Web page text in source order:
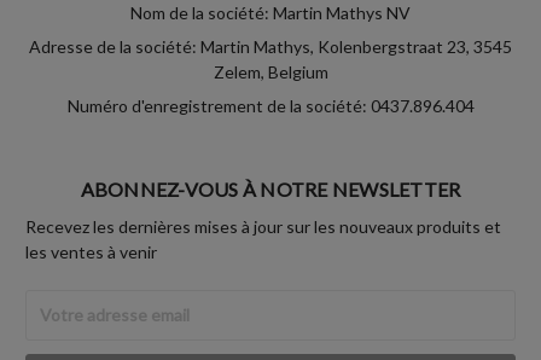
Nom de la société: Martin Mathys NV
Adresse de la société: Martin Mathys, Kolenbergstraat 23, 3545
Zelem, Belgium
Numéro d'enregistrement de la société: 0437.896.404
ABONNEZ-VOUS À NOTRE NEWSLETTER
Recevez les dernières mises à jour sur les nouveaux produits et
les ventes à venir
Email